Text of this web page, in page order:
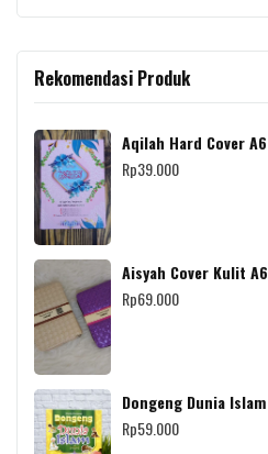
Rekomendasi Produk
Aqilah Hard Cover A6
Rp39.000
Aisyah Cover Kulit A6
Rp69.000
Dongeng Dunia Islam
Rp59.000